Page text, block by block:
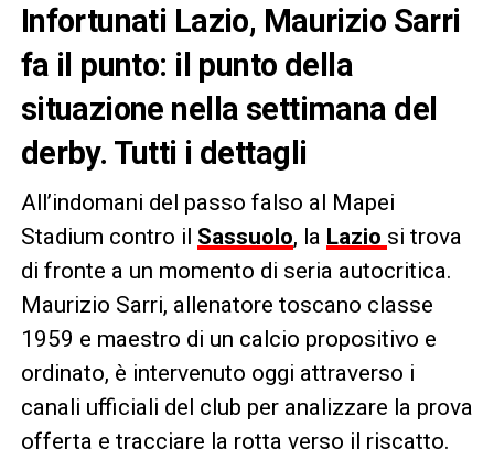
Infortunati Lazio, Maurizio Sarri
fa il punto: il punto della
situazione nella settimana del
derby. Tutti i dettagli
All’indomani del passo falso al Mapei
Stadium contro il Sassuolo, la Lazio si trova
di fronte a un momento di seria autocritica.
Maurizio Sarri, allenatore toscano classe
1959 e maestro di un calcio propositivo e
ordinato, è intervenuto oggi attraverso i
canali ufficiali del club per analizzare la prova
offerta e tracciare la rotta verso il riscatto.